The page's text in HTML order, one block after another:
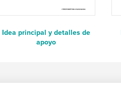
Idea principal y detalles de
apoyo